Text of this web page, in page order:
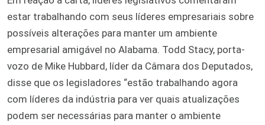
estar trabalhando com seus líderes empresariais sobre
possíveis alterações para manter um ambiente
empresarial amigável no Alabama. Todd Stacy, porta-
vozo de Mike Hubbard, líder da Câmara dos Deputados,
disse que os legisladores “estão trabalhando agora
com líderes da indústria para ver quais atualizações
podem ser necessárias para manter o ambiente